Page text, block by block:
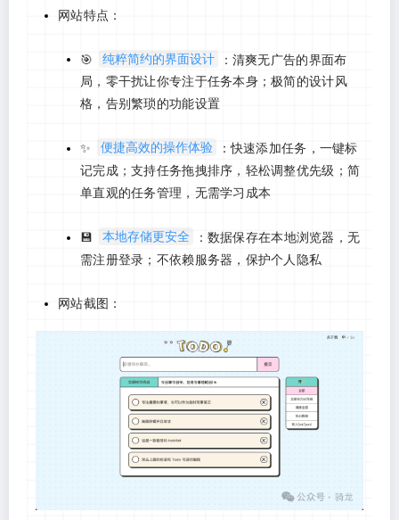
网站特点：
🎯 纯粹简约的界面设计
：清爽无广告的界面布
局，零干扰让你专注于任务本身；极简的设计风
格，告别繁琐的功能设置
✨ 便捷高效的操作体验
：快速添加任务，一键标
记完成；支持任务拖拽排序，轻松调整优先级；简
单直观的任务管理，无需学习成本
💾 本地存储更安全
：数据保存在本地浏览器，无
需注册登录；不依赖服务器，保护个人隐私
网站截图：